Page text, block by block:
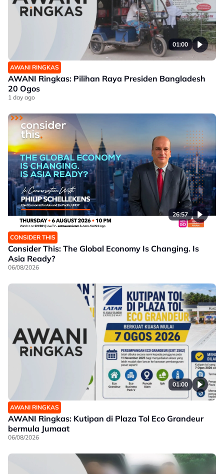
01:00
AWANI RINGKAS
AWANI Ringkas: Pilihan Raya Presiden Bangladesh
20 Ogos
1 day ago
26:57
CONSIDER THIS
Consider This: The Global Economy Is Changing. Is
Asia Ready?
06/08/2026
01:00
AWANI RINGKAS
AWANI Ringkas: Kutipan di Plaza Tol Eco Grandeur
bermula Jumaat
06/08/2026